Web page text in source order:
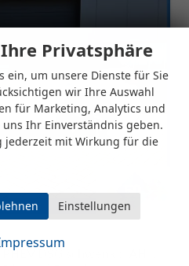
Privatsphäre
ein, um unsere Dienste für Sie
wir Ihre Auswahl
für Marketing, Analytics und
Ihr Einverständnis geben.
jederzeit mit Wirkung für die
Einstellungen